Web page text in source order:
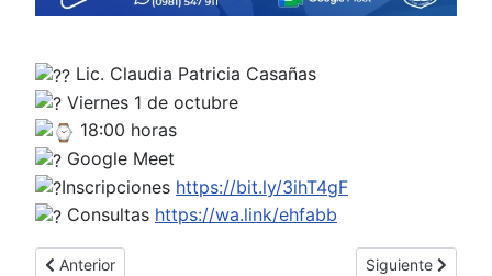
Lic. Claudia Patricia Casañas
Viernes 1 de octubre
18:00 horas
Google Meet
Inscripciones https://bit.ly/3ihT4gF
Consultas https://wa.link/ehfabb
Artículo anterior: Páginas web para PYMES
Anterior Artículo
Siguiente